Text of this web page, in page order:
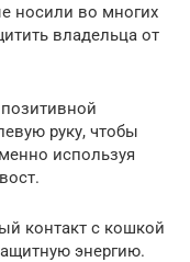
носили во многих
владельца от
руку, чтобы
используя
контакт с кошкой
энергию.